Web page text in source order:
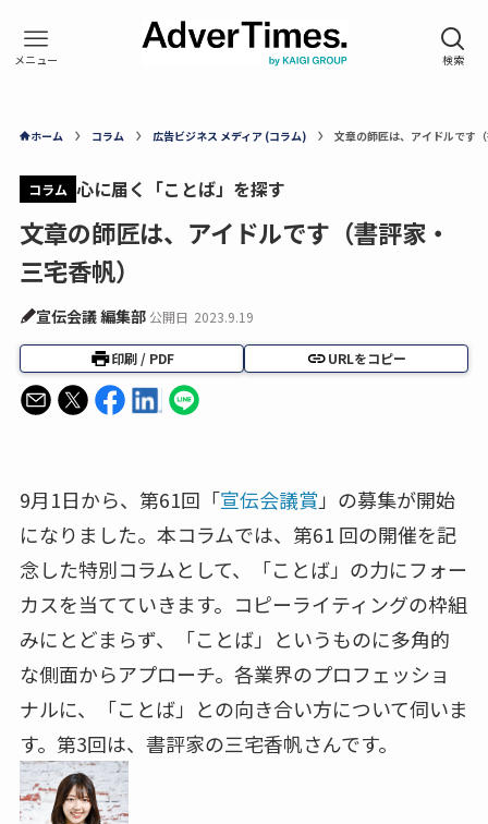
ホーム コラム 広告ビジネス メディア (コラム) 文章の師匠は、アイドルです
コラム 心に届く「ことば」を探す
文章の師匠は、アイドルです（書評家・
三宅香帆）
宣伝会議 編集部 公開日 2023.9.19
印刷 / PDF URLをコピー
9月1日から、第61回「宣伝会議賞 」の募集が開始
になりました。本コラムでは、第61 回の開催を記
念した特別コラムとして、「ことば」の力にフォー
カスを当てていきます。コピーライティングの枠組
みにとどまらず、「ことば」というものに多角的
な側面からアプローチ。各業界のプロフェッショ
ナルに、「ことば」との向き合い方について伺いま
す。第3回は、書評家の三宅香帆さんです。